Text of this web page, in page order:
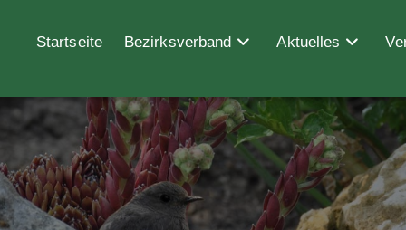
Startseite Bezirksverband Aktuelles